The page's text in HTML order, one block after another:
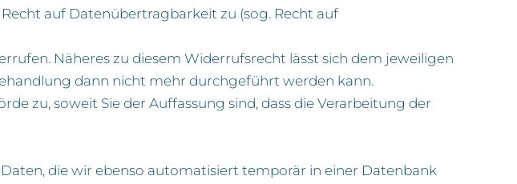
auf Datenübertragbarkeit zu (sog. Recht auf
Näheres zu diesem Widerrufsrecht lässt sich dem jeweiligen
dann nicht mehr durchgeführt werden kann.
zu, soweit Sie der Auffassung sind, dass die Verarbeitung der
die wir ebenso automatisiert temporär in einer Datenbank